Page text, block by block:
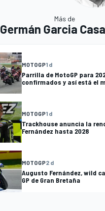
Más de
Germán Garcia
MOTOGP1 d
Parrilla de MotoGP para
confirmados y así está el
MOTOGP1 d
Trackhouse anuncia la
Fernández hasta 2028
MOTOGP2 d
Augusto Fernández, wild
GP de Gran Bretaña